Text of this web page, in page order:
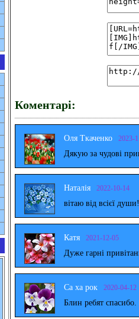
Коментарі:
Оля Ткаченко 2023-
Дякую за чудові
Наталія 2022-10-14
вітаю від всієї
Катя 2021-12-05
Дуже гарні
Са ха рок 2020-04-12
Блин ребят